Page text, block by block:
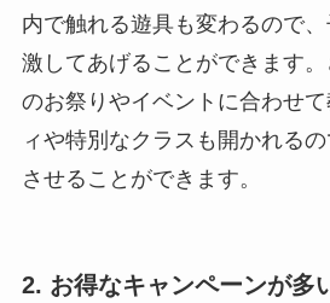
内で触れる遊具も変わるので
激してあげることができます
のお祭りやイベントに合わせ
ィや特別なクラスも開かれる
させることができます。
2. お得なキャンペーンが多